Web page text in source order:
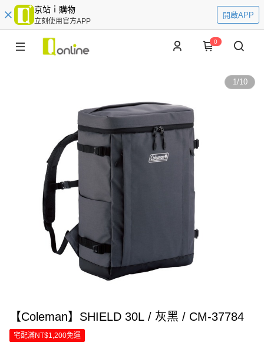
京站ｉ購物
立刻使用官方APP
開啟APP
0
1/10
【Coleman】SHIELD 30L / 灰黑 / CM-37784
宅配滿NT$1,200免運